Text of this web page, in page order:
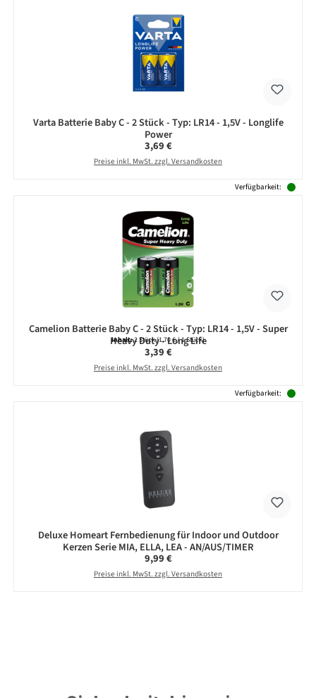
Varta Batterie Baby C - 2 Stück - Typ: LR14 - 1,5V - Longlife
Power
Regulärer Preis:
3,69 €
Preise inkl. MwSt. zzgl. Versandkosten
Verfügbarkeit:
Camelion Batterie Baby C - 2 Stück - Typ: LR14 - 1,5V - Super
Heavy Duty - Long Life
Inhalt:2 Stück(1,70 € / 1 Stück)
Regulärer Preis:
3,39 €
Preise inkl. MwSt. zzgl. Versandkosten
Verfügbarkeit:
Deluxe Homeart Fernbedienung für Indoor und Outdoor
Kerzen Serie MIA, ELLA, LEA - AN/AUS/TIMER
Regulärer Preis:
9,99 €
Preise inkl. MwSt. zzgl. Versandkosten